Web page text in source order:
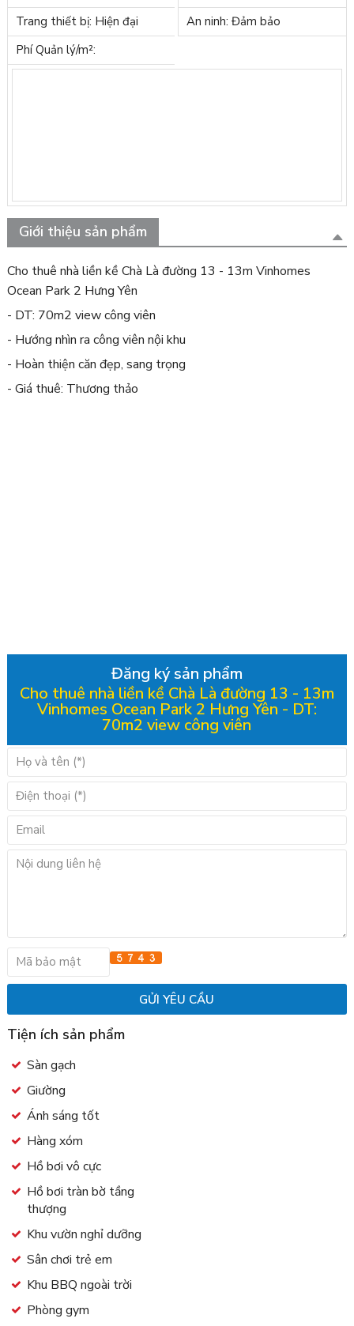
Trang thiết bị: Hiện đại
An ninh: Đảm bảo
Phí Quản lý/m²:
Giới thiệu sản phẩm
Cho thuê nhà liền kề Chà Là đường 13 - 13m Vinhomes
Ocean Park 2 Hưng Yên
- DT: 70m2 view công viên
- Hướng nhìn ra công viên nội khu
- Hoàn thiện căn đẹp, sang trọng
- Giá thuê: Thương thảo
Đăng ký sản phẩm
Cho thuê nhà liền kề Chà Là đường 13 - 13m
Vinhomes Ocean Park 2 Hưng Yên - DT:
70m2 view công viên
Tiện ích sản phẩm
Sàn gạch
Giường
Ánh sáng tốt
Hàng xóm
Hồ bơi vô cực
Hồ bơi tràn bờ tầng
thượng
Khu vườn nghỉ dưỡng
Sân chơi trẻ em
Khu BBQ ngoài trời
Phòng gym